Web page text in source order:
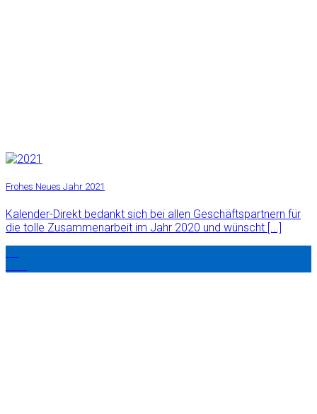
Frohes Neues Jahr 2021
Kalender-Direkt bedankt sich bei allen Geschäftspartnern für
die tolle Zusammenarbeit im Jahr 2020 und wünscht [...]